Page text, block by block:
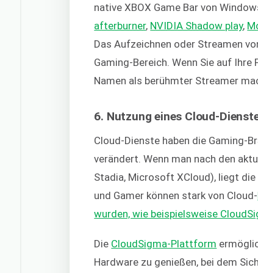
native XBOX Game Bar von
afterburner, NVIDIA Shadow play,
Das Aufzeichnen oder Streamen
Gaming-Bereich. Wenn Sie auf
Namen als berühmter Streamer
6. Nutzung eines Cloud-
Cloud-Dienste haben die Gaming-
verändert. Wenn man nach den
Stadia, Microsoft XCloud), liegt
und Gamer können stark von Cloud-
wurden, wie beispielsweise
Die CloudSigma-Plattform
Hardware zu genießen, bei dem